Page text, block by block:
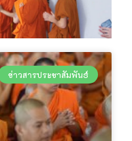
ข่าวสารประชาสัมพันธ์